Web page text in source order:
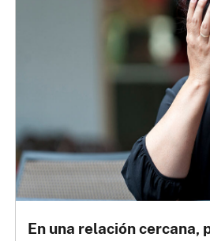
En una relación cercana,